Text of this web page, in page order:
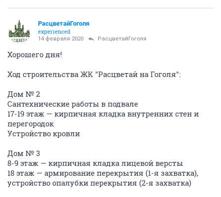
РасцветайГоголя
experienced
14 февраля 2020 РасцветайГоголя
Хорошего дня!
Ход строительства ЖК "Расцветай на Гоголя":
Дом № 2
Сантехнические работы в подвале
17-19 этаж — кирпичная кладка внутренних стен и
перегородок
Устройство кровли
Дом № 3
8-9 этаж — кирпичная кладка лицевой версты
18 этаж — армирование перекрытия (1-я захватка),
устройство опалубки перекрытия (2-я захватка)